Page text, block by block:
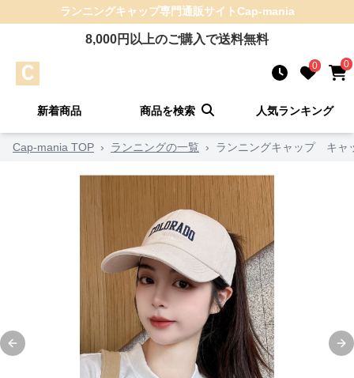
ランニングキャップ専門通販サイトCap-mania
8,000円以上のご購入で送料無料
0 0
新着商品 商品を検索 人気ランキング
Cap-mania TOP › ランニングの一覧 › ランニングキャップ キャ
Previous slide